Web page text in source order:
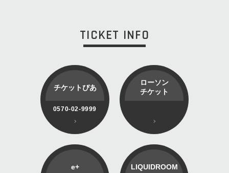
TICKET INFO
チケットぴあ
0570-02-9999
ローソン
チケット
e+ LIQUIDROOM